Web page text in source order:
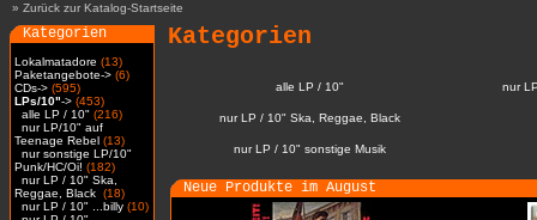
» Zurück zur Katalog-Startseite
Kategorien
Lokalmatadore (13)
Paketangebote-> (6)
CDs-> (595)
LPs/10"-> (453)
alle LP / 10" (216)
nur LP/10" auf
Teenage Rebel (13)
nur sonstige LP/10"
Punk/HC/Oi! (182)
nur LP / 10" Ska,
Reggae, Black (18)
nur LP / 10" ...billy (10)
Kategorien
alle LP / 10" nur
nur LP / 10" Ska, Reggae, Black
nur LP / 10" sonstige Musik
Neue Produkte im August